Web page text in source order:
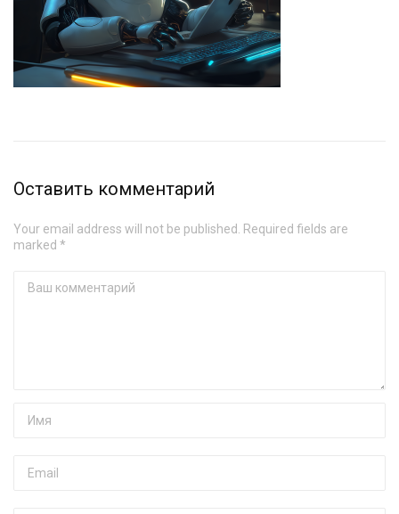
Оставить комментарий
Your email address will not be published. Required fields are
marked *